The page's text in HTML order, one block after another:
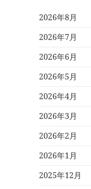
2026年8月
2026年7月
2026年6月
2026年5月
2026年4月
2026年3月
2026年2月
2026年1月
2025年12月